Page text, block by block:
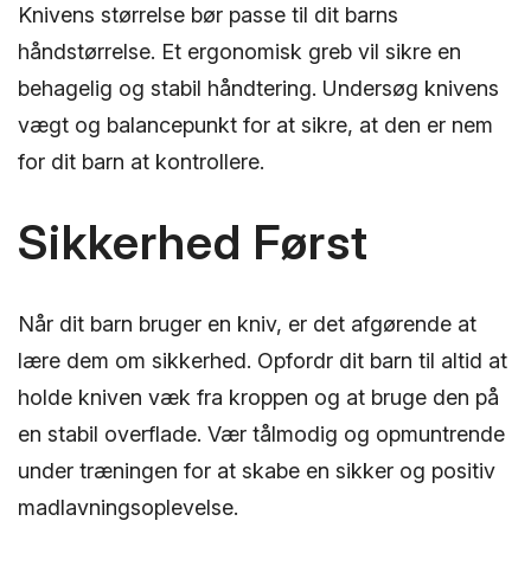
Knivens størrelse bør passe til dit barns
håndstørrelse. Et ergonomisk greb vil sikre en
behagelig og stabil håndtering. Undersøg knivens
vægt og balancepunkt for at sikre, at den er nem
for dit barn at kontrollere.
Sikkerhed Først
Når dit barn bruger en kniv, er det afgørende at
lære dem om sikkerhed. Opfordr dit barn til altid at
holde kniven væk fra kroppen og at bruge den på
en stabil overflade. Vær tålmodig og opmuntrende
under træningen for at skabe en sikker og positiv
madlavningsoplevelse.